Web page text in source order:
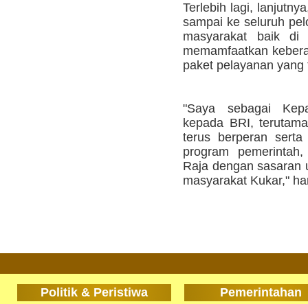
Terlebih lagi,
sampai ke seluruh
masyarakat baik di
memamfaatkan
paket pelayanan
"Saya sebagai
kepada BRI,
terus berperan serta
program
Raja dengan sasaran
masyarakat Kukar,"
Politik & Peristiwa Pemerintahan